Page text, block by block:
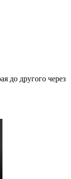
до другого через